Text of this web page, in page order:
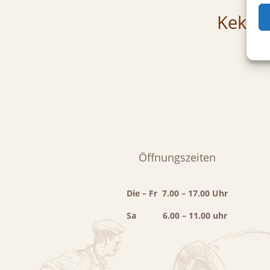
Öffnungszeiten
Die – Fr 7.00 – 17.00 Uhr
Sa 6.00 – 11.00 uhr